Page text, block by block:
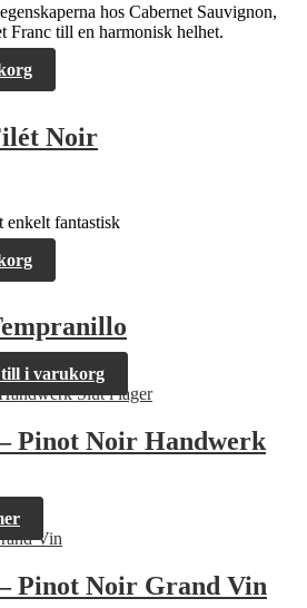
hos Cabernet Sauvignon,
Franc till en harmonisk helhet.
Noir
fantastisk
i varukorg
Slut i lager
Pinot Noir Handwerk
Pinot Noir Grand Vin